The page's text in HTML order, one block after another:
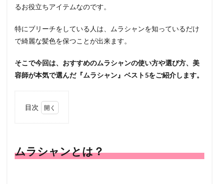
るお役立ちアイテムなのです。
特にブリーチをしている人は、ムラシャンを知っているだけ
で綺麗な髪色を保つことが出来ます。
そこで今回は、おすすめのムラシャンの使い方や選び方、美
容師が本気で選んだ『ムラシャン』ベスト5をご紹介します。
目次
ンと
は？
ムラシャンとは？